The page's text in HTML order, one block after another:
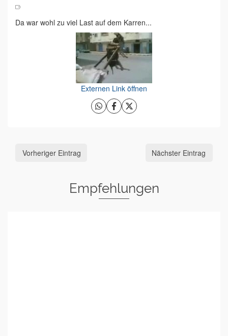
Da war wohl zu viel Last auf dem Karren...
Externen Link öffnen
Vorheriger Eintrag Nächster Eintrag
Empfehlungen